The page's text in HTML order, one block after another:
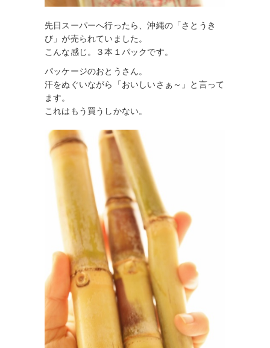
先日スーパーへ行ったら、沖縄の「さとうき
び」が売られていました。
こんな感じ。３本１パックです。
パッケージのおとうさん。
汗をぬぐいながら「おいしいさぁ～」と言って
ます。
これはもう買うしかない。